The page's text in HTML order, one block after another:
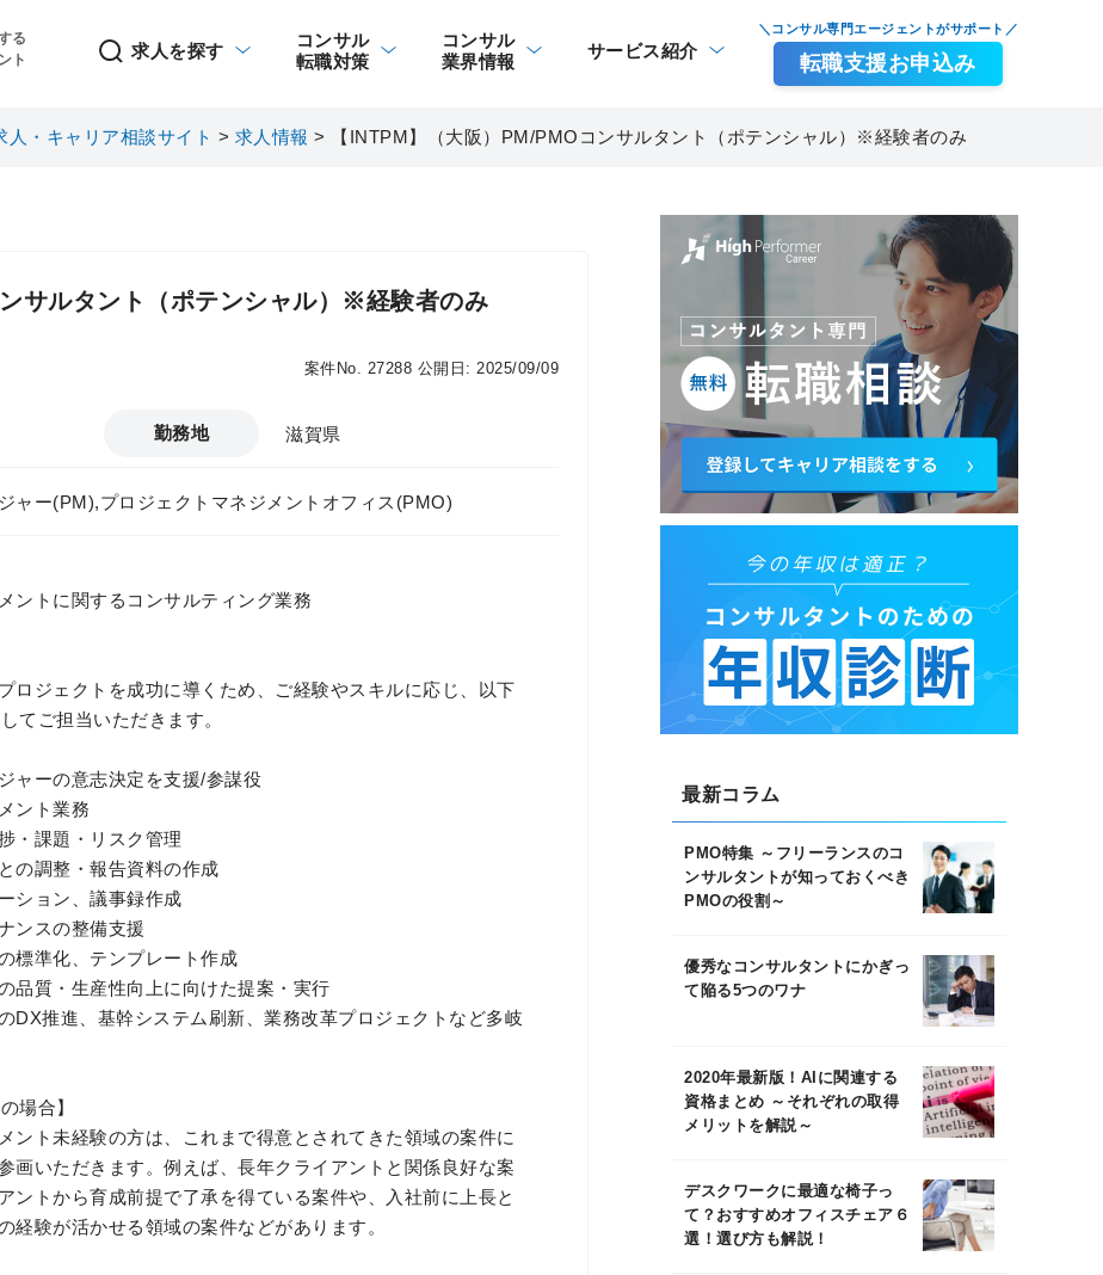
る
ト
求人を探す
コンサル
転職対策
コンサル
業界情報
サービス紹介
＼コンサル専門エージェントがサポート／
転職支援お申込み
人・キャリア相談サイト > 求人情報 > 【INTPM】（大阪）PM/PMOコンサルタント（ポテンシャル）※経験者のみ
サルタント（ポテンシャル）※経験者のみ
案件No. 27288 公開日: 2025/09/09
勤務地 滋賀県
ャー(PM),プロジェクトマネジメントオフィス(PMO)
ントに関するコンサルティング業務
ロジェクトを成功に導くため、ご経験やスキルに応じ、以下
てご担当いただきます。
ャーの意志決定を支援/参謀役
ント業務
・課題・リスク管理
の調整・報告資料の作成
ション、議事録作成
ンスの整備支援
標準化、テンプレート作成
品質・生産性向上に向けた提案・実行
DX推進、基幹システム刷新、業務改革プロジェクトなど多岐
場合】
ント未経験の方は、これまで得意とされてきた領域の案件に
画いただきます。例えば、長年クライアントと関係良好な案
ントから育成前提で了承を得ている案件や、入社前に上長と
経験が活かせる領域の案件などがあります。
最新コラム
PMO特集 ～フリーランスのコ
ンサルタントが知っておくべき
PMOの役割～
優秀なコンサルタントにかぎっ
て陥る5つのワナ
2020年最新版！AIに関連する
資格まとめ ～それぞれの取得
メリットを解説～
デスクワークに最適な椅子っ
て？おすすめオフィスチェア６
選！選び方も解説！